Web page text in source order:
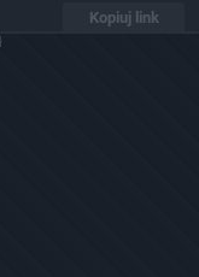
Kopiuj link